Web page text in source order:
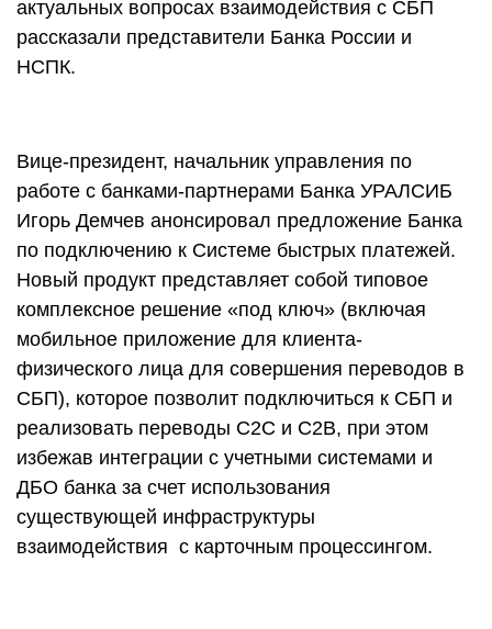
актуальных вопросах взаимодействия с СБП
рассказали представители Банка России и
НСПК.
Вице-президент, начальник управления по
работе с банками-партнерами Банка УРАЛСИБ
Игорь Демчев анонсировал предложение Банка
по подключению к Системе быстрых платежей.
Новый продукт представляет собой типовое
комплексное решение «под ключ» (включая
мобильное приложение для клиента-
физического лица для совершения переводов в
СБП), которое позволит подключиться к СБП и
реализовать переводы C2C и С2В, при этом
избежав интеграции с учетными системами и
ДБО банка за счет использования
существующей инфраструктуры
взаимодействия с карточным процессингом.